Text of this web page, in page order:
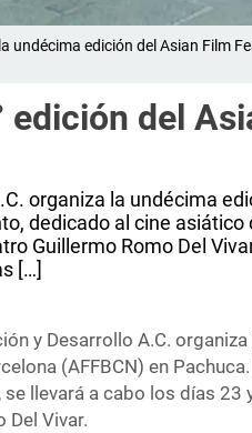
undécima edición del Asian Film
edición del
organiza la undécima
dedicado al cine asiático
Guillermo Romo Del
[…]
y Desarrollo A.C.
(AFFBCN) en
llevará a cabo los días 23
Del Vivar.